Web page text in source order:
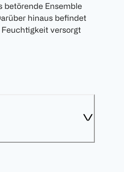
betörende Ensemble
hinaus befindet
versorgt